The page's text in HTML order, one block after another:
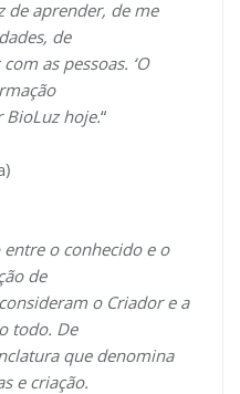
de aprender, de me
de
as pessoas. ‘O
BioLuz hoje.“
o conhecido e o
de
o Criador e a
todo. De
que denomina
e criação.